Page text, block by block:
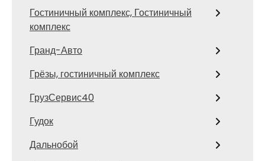
Гостиничный комплекс, Гостиничный
комплекс
Гранд-Авто
Грёзы, гостиничный комплекс
ГрузСервис40
Гудок
Дальнобой